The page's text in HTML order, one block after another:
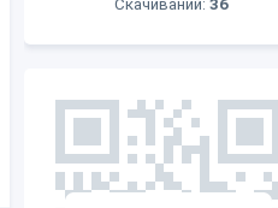
Скачиваний: 36